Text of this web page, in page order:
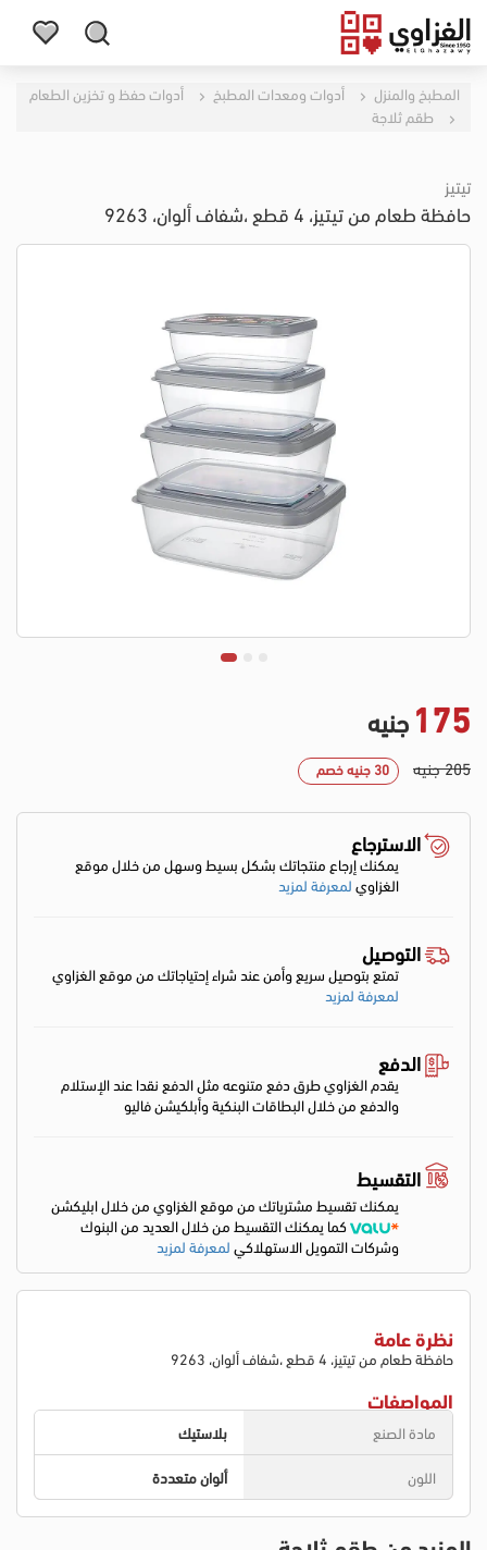
المطبخ والمنزل أدوات ومعدات المطبخ
أدوات حفظ و تخزين الطعام
طقم ثلاجة
تيتيز
حافظة طعام من تيتيز، 4 قطع ،شفاف ألوان، 9263
175 جنيه
205 جنيه 30 جنيه خصم
الاسترجاع
يمكنك إرجاع منتجاتك بشكل بسيط وسهل من خلال موقع
الغزاويلمعرفة لمزيد
التوصيل
تمتع بتوصيل سريع وأمن عند شراء إحتياجاتك من موقع الغزاوي
لمعرفة لمزيد
الدفع
يقدم الغزاوي طرق دفع متنوعه مثل الدفع نقدا عند الإستلام
والدفع من خلال البطاقات البنكية وأبلكيشن فاليو
التقسيط
يمكنك تقسيط مشترياتك من موقع الغزاوي من خلال ابليكشن
كما يمكنك التقسيط من خلال العديد من البنوك
وشركات التمويل الاستهلاكيلمعرفة لمزيد
نظرة عامة
حافظة طعام من تيتيز، 4 قطع ،شفاف ألوان، 9263
المواصفات
مادة الصنع
بلاستيك
اللون
ألوان متعددة